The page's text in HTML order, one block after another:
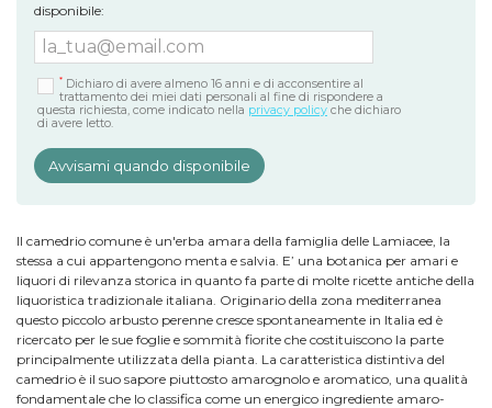
disponibile:
*Dichiaro di avere almeno 16 anni e di acconsentire al
trattamento dei miei dati personali al fine di rispondere a
questa richiesta, come indicato nella privacy policyche dichiaro
di avere letto.
Avvisami quando disponibile
Il camedrio comune è un'erba amara della famiglia delle Lamiacee, la
stessa a cui appartengono menta e salvia. E’ una botanica per amari e
liquori di rilevanza storica in quanto fa parte di molte ricette antiche della
liquoristica tradizionale italiana. Originario della zona mediterranea
questo piccolo arbusto perenne cresce spontaneamente in Italia ed è
ricercato per le sue foglie e sommità fiorite che costituiscono la parte
principalmente utilizzata della pianta. La caratteristica distintiva del
camedrio è il suo sapore piuttosto amarognolo e aromatico, una qualità
fondamentale che lo classifica come un energico ingrediente amaro-